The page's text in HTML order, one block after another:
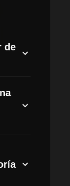
de
y
ayuda
las